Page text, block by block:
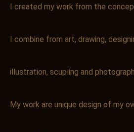
I created my work from the
I combine from art, drawing,
illustration, scupling and
My work are unique design of my